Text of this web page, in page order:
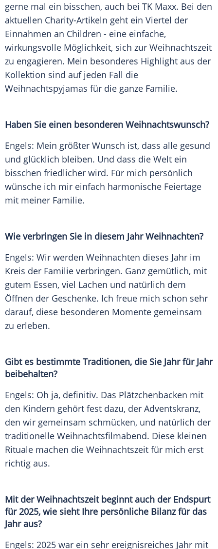
gerne mal ein bisschen, auch bei TK Maxx. Bei den
aktuellen Charity-Artikeln geht ein Viertel der
Einnahmen an Children - eine einfache,
wirkungsvolle Möglichkeit, sich zur Weihnachtszeit
zu engagieren. Mein besonderes Highlight aus der
Kollektion sind auf jeden Fall die
Weihnachtspyjamas für die ganze Familie.
Haben Sie einen besonderen Weihnachtswunsch?
Engels: Mein größter Wunsch ist, dass alle gesund
und glücklich bleiben. Und dass die Welt ein
bisschen friedlicher wird. Für mich persönlich
wünsche ich mir einfach harmonische Feiertage
mit meiner Familie.
Wie verbringen Sie in diesem Jahr Weihnachten?
Engels: Wir werden Weihnachten dieses Jahr im
Kreis der Familie verbringen. Ganz gemütlich, mit
gutem Essen, viel Lachen und natürlich dem
Öffnen der Geschenke. Ich freue mich schon sehr
darauf, diese besonderen Momente gemeinsam
zu erleben.
Gibt es bestimmte Traditionen, die Sie Jahr für Jahr
beibehalten?
Engels: Oh ja, definitiv. Das Plätzchenbacken mit
den Kindern gehört fest dazu, der Adventskranz,
den wir gemeinsam schmücken, und natürlich der
traditionelle Weihnachtsfilmabend. Diese kleinen
Rituale machen die Weihnachtszeit für mich erst
richtig aus.
Mit der Weihnachtszeit beginnt auch der Endspurt
für 2025, wie sieht Ihre persönliche Bilanz für das
Jahr aus?
Engels: 2025 war ein sehr ereignisreiches Jahr mit